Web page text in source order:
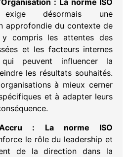
: La norme ISO
désormais une
approfondie du contexte de
y compris les attentes des
et les facteurs internes
peuvent influencer la
les résultats souhaités.
à mieux cerner
et à adapter leurs
:
La norme ISO
le rôle du leadership et
de la direction dans la